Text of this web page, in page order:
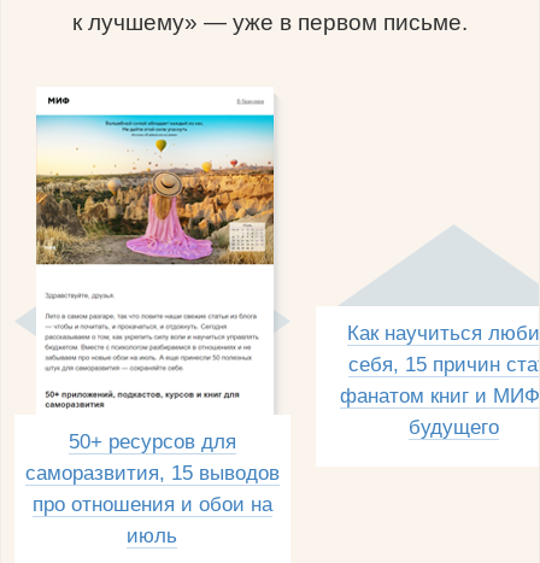
к лучшему» — уже в первом письме.
50+ ресурсов для
саморазвития, 15 выводов
про отношения и обои на
июль
Как научиться
себя, 15 причин
фанатом книг и
будущего